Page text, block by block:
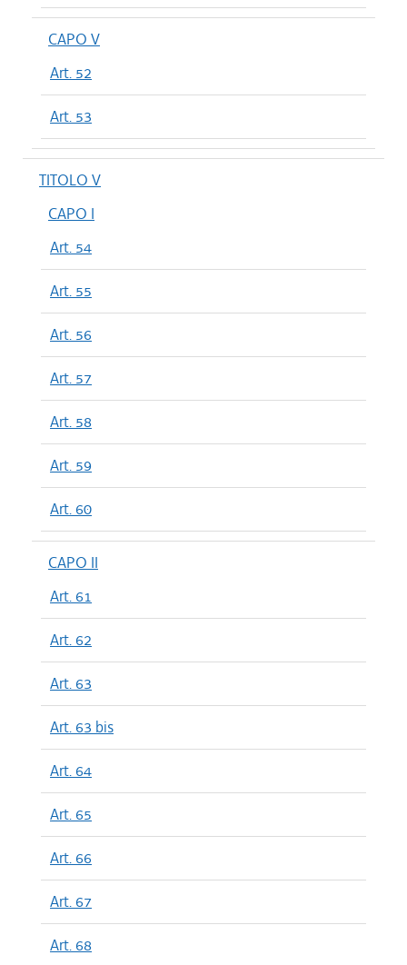
CAPO V
Art. 52
Art. 53
TITOLO V
CAPO I
Art. 54
Art. 55
Art. 56
Art. 57
Art. 58
Art. 59
Art. 60
CAPO II
Art. 61
Art. 62
Art. 63
Art. 63 bis
Art. 64
Art. 65
Art. 66
Art. 67
Art. 68